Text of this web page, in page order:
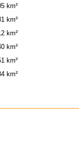
km²
km²
km²
km²
km²
km²